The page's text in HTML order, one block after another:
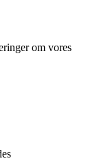
om vores